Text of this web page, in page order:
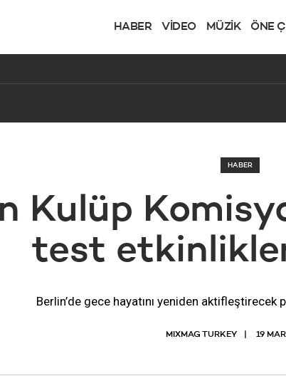
HABER VİDEO MÜZİK ÖNE
HABER
Kulüp
test
Berlin’de gece hayatını yeniden aktifleştirecek
MIXMAG TURKEY 19